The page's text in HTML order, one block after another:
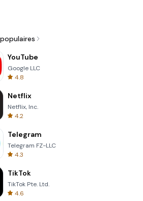
YouTube
Google LLC
4.8
Netflix
Netflix, Inc.
4.2
Telegram
Telegram FZ-LLC
4.3
TikTok
TikTok Pte. Ltd.
4.6